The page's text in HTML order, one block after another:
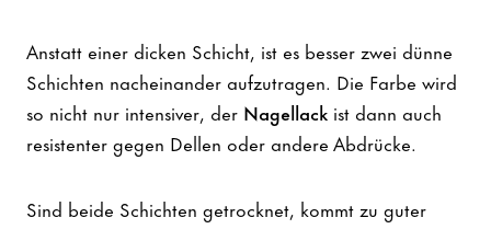
Anstatt einer dicken Schicht, ist es besser zwei dünne
Schichten nacheinander aufzutragen. Die Farbe wird
so nicht nur intensiver, der Nagellack ist dann auch
resistenter gegen Dellen oder andere Abdrücke.
Sind beide Schichten getrocknet, kommt zu guter